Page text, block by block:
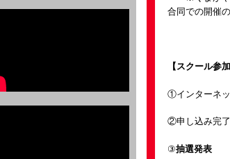
合同での開催
【スクール参
①インターネ
②申し込み完
③抽選発表